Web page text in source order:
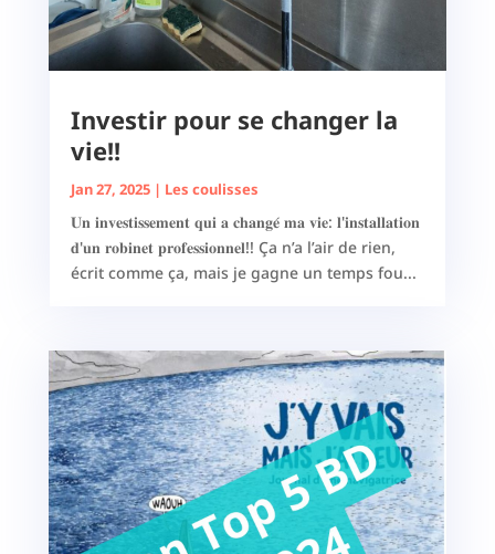
Investir pour se changer la
vie!!
Jan 27, 2025| Les coulisses
𝐔𝐧 𝐢𝐧𝐯𝐞𝐬𝐭𝐢𝐬𝐬𝐞𝐦𝐞𝐧𝐭 𝐪𝐮𝐢 𝐚 𝐜𝐡𝐚𝐧𝐠𝐞́ 𝐦𝐚 𝐯𝐢𝐞: 𝐥'𝐢𝐧𝐬𝐭𝐚𝐥𝐥𝐚𝐭𝐢𝐨𝐧
𝐝'𝐮𝐧 𝐫𝐨𝐛𝐢𝐧𝐞𝐭 𝐩𝐫𝐨𝐟𝐞𝐬𝐬𝐢𝐨𝐧𝐧𝐞𝐥!! Ça n’a l’air de rien,
écrit comme ça, mais je gagne un temps fou...